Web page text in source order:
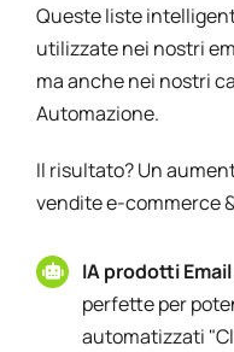
Queste liste
utilizzate nei nostri
ma anche nei nostri
Automazione.
Il risultato? Un
vendite e-commerce
IA prodotti
perfette per
automatizzati